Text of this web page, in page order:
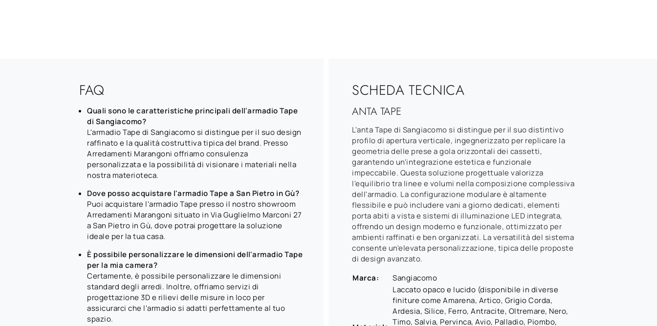
FAQ
Quali sono le caratteristiche principali dell'armadio Tape
di Sangiacomo?
L'armadio Tape di Sangiacomo si distingue per il suo design
raffinato e la qualità costruttiva tipica del brand. Presso
Arredamenti Marangoni offriamo consulenza
personalizzata e la possibilità di visionare i materiali nella
nostra materioteca.
Dove posso acquistare l'armadio Tape a San Pietro in Gù?
Puoi acquistare l'armadio Tape presso il nostro showroom
Arredamenti Marangoni situato in Via Guglielmo Marconi 27
a San Pietro in Gù, dove potrai progettare la soluzione
ideale per la tua casa.
È possibile personalizzare le dimensioni dell'armadio Tape
per la mia camera?
Certamente, è possibile personalizzare le dimensioni
standard degli arredi. Inoltre, offriamo servizi di
progettazione 3D e rilievi delle misure in loco per
assicurarci che l'armadio si adatti perfettamente al tuo
spazio.
SCHEDA TECNICA
ANTA TAPE
L'anta Tape di Sangiacomo si distingue per il suo distintivo
profilo di apertura verticale, ingegnerizzato per replicare la
geometria delle prese a gola orizzontali dei cassetti,
garantendo un'integrazione estetica e funzionale
impeccabile. Questa soluzione progettuale valorizza
l'equilibrio tra linee e volumi nella composizione complessiva
dell'armadio. La configurazione modulare è altamente
flessibile e può includere vani a giorno dedicati, elementi
porta abiti a vista e sistemi di illuminazione LED integrata,
offrendo un design moderno e funzionale, ottimizzato per
ambienti raffinati e ben organizzati. La versatilità del sistema
consente un'elevata personalizzazione, tipica delle proposte
di design avanzato.
Marca:
Sangiacomo
Laccato opaco e lucido (disponibile in diverse
finiture come Amarena, Artico, Grigio Corda,
Ardesia, Silice, Ferro, Antracite, Oltremare, Nero,
Timo, Salvia, Pervinca, Avio, Palladio, Piombo,